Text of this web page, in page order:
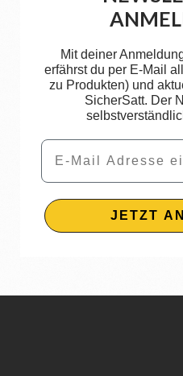
Mit deiner
erfährst du per E-Mail
zu Produkten) und
SicherSatt. Der
Email
JETZT